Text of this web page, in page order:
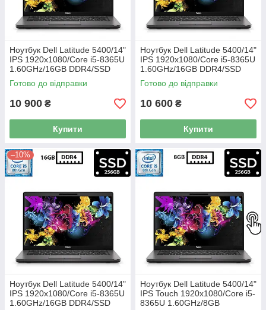
Ноутбук Dell Latitude 5400/14"
IPS 1920x1080/Core i5-8365U
1.60GHz/16GB DDR4/SSD
512GB/UHD Graphics 620/
Камера Б/В
Готово до відправки
10 900 ₴
Купити
Ноутбук Dell Latitude 5400/14"
IPS 1920x1080/Core i5-8365U
1.60GHz/16GB DDR4/SSD
256GB/UHD Graphics 620/
Камера Б/В
Готово до відправки
10 600 ₴
Купити
–10%
Ноутбук Dell Latitude 5400/14"
IPS 1920x1080/Core i5-8365U
1.60GHz/16GB DDR4/SSD
Ноутбук Dell Latitude 5400/14"
IPS Touch 1920x1080/Core i5-
8365U 1.60GHz/8GB